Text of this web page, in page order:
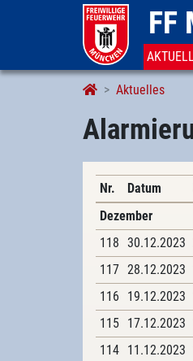
FF
Aktuelles
Alarmierungen
Nr. Datum
Dezember
118 30.12.2023
117 28.12.2023
116
19.12.2023
115 17.12.2023
114 11.12.2023